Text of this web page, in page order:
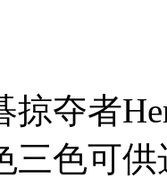
掠夺者
三色可